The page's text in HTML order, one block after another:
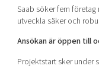
Saab söker fem
utveckla säker och
Ansökan är öppen till
Projektstart sker under